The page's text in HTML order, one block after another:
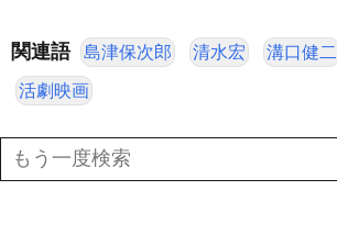
関連語 島津保次郎 清水宏 溝口健二
活劇映画